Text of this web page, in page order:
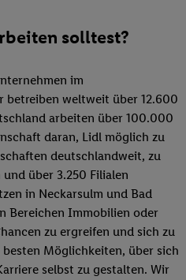
solltest?
im
betreiben weltweit über 12.600
arbeiten über 100.000
daran, Lidl möglich zu
deutschlandweit, zu
über 3.250 Filialen
in Neckarsulm und Bad
Bereichen Immobilien oder
zu ergreifen und sich zu
Möglichkeiten, über sich
selbst zu gestalten. Wir